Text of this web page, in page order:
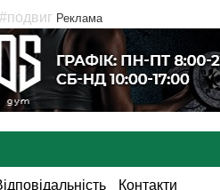
#подвиг Реклама
Контакти